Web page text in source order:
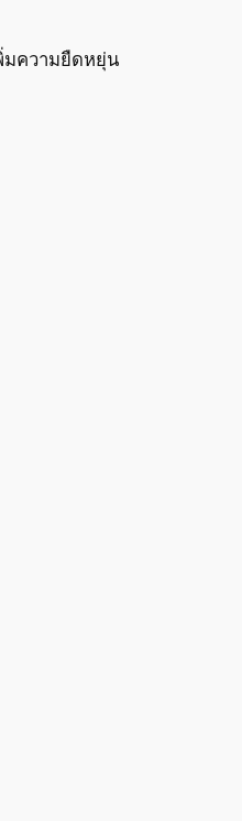
มความยืดหยุ่น